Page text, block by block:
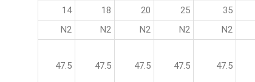
35
25
20
18
14
N2
N2
N2
N2
N2
47.5
47.5
47.5
47.5
47.5